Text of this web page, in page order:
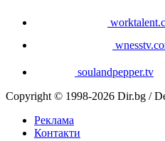
soulandpepper.tv
Copyright © 1998-2026 Dir.bg /
Реклама
Контакти